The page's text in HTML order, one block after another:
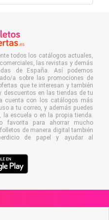
todos los catálogos actuales,
las revistas y demás
de España. Así podemos
a sobre las promociones de
que te interesan y también
descuentos en las tiendas de tu
cuenta con los catálogos más
a tu correo, y además puedes
escuela o en la propia tienda.
favorita para ahorrar mucho
de manera digital también
de papel y ayudar al